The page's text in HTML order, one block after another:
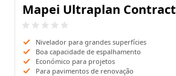
Mapei Ultraplan Contract
Nivelador para grandes superfícies
Boa capacidade de espalhamento
Económico para projetos
Para pavimentos de renovação